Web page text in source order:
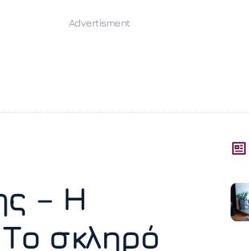
– Η
σκληρό